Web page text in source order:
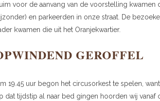
voor de aanvang van de voorstelling
en parkeerden in onze straat. De
kwamen die uit het Oranjekwartier.
GEROFFEL
19.45 uur begon het circusorkest te spelen,
dat tijdstip al naar bed gingen hoorden wij